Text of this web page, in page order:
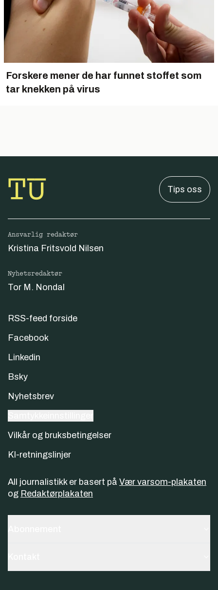
Forskere mener de har funnet stoffet som
tar knekken på virus
Tips oss
Ansvarlig redaktør
Kristina Fritsvold Nilsen
Nyhetsredaktør
Tor M. Nondal
RSS-feed forside
Facebook
Linkedin
Bsky
Nyhetsbrev
Vilkår og bruksbetingelser
KI-retningslinjer
All journalistikk er basert på Vær varsom-plakaten
og Redaktørplakaten